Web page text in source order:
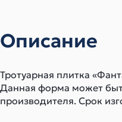
Описание
Тротуарная плитка
Данная форма может
производителя. Срок